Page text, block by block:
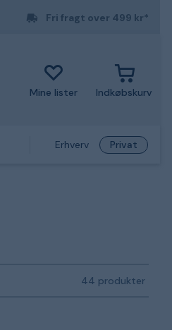
Fri fragt over 499 kr*
Mine lister Indkøbskurv
Erhverv Privat
44 produkter